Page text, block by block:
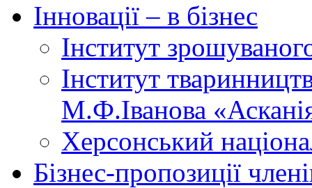
Інновації – в бізнес
Інститут
Інститут
М.Ф.Іванова
Херсонський
Бізнес-пропозиції